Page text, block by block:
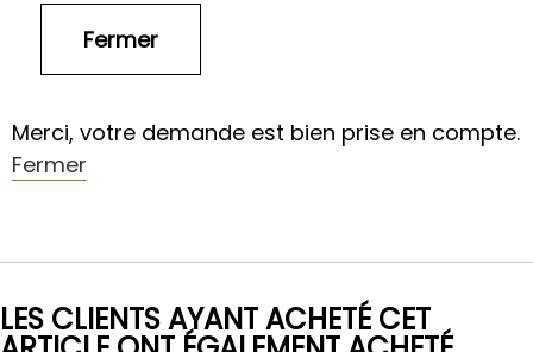
Merci, votre demande est bien prise en compte.
Fermer
LES CLIENTS AYANT ACHETÉ CET